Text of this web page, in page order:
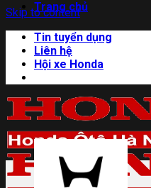
Skip to content
Trang chủ
Tin tuyển dụng
Liên hệ
Hội xe Honda